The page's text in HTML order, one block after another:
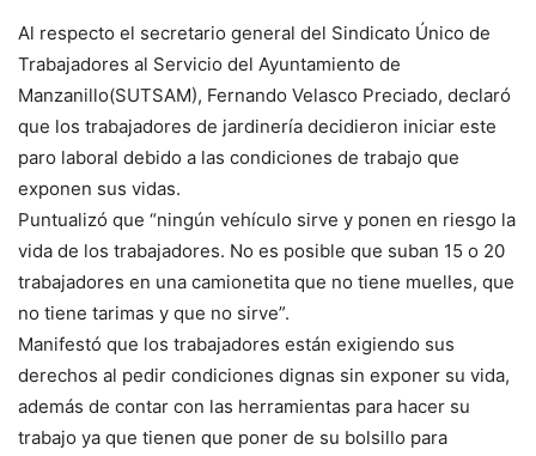
Al respecto el secretario general del Sindicato Único de
Trabajadores al Servicio del Ayuntamiento de
Manzanillo(SUTSAM), Fernando Velasco Preciado, declaró
que los trabajadores de jardinería decidieron iniciar este
paro laboral debido a las condiciones de trabajo que
exponen sus vidas.
Puntualizó que “ningún vehículo sirve y ponen en riesgo la
vida de los trabajadores. No es posible que suban 15 o 20
trabajadores en una camionetita que no tiene muelles, que
no tiene tarimas y que no sirve”.
Manifestó que los trabajadores están exigiendo sus
derechos al pedir condiciones dignas sin exponer su vida,
además de contar con las herramientas para hacer su
trabajo ya que tienen que poner de su bolsillo para